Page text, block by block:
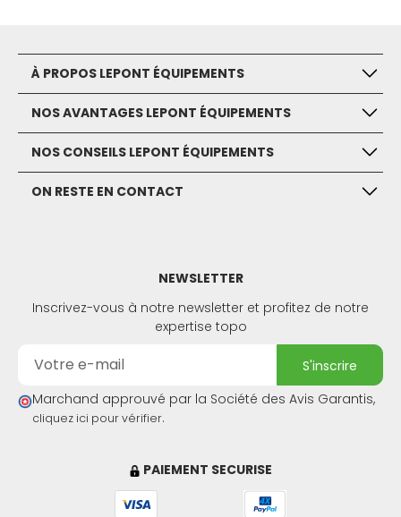
(1 avis)
À PROPOS LEPONT ÉQUIPEMENTS
NOS AVANTAGES LEPONT ÉQUIPEMENTS
NOS CONSEILS LEPONT ÉQUIPEMENTS
ON RESTE EN CONTACT
PAIEMENT SECURISE
NEWSLETTER
Inscrivez-vous à notre newsletter et profitez de notre
expertise topo
s'inscrire
Marchand approuvé par la Société des Avis Garantis,
cliquez ici pour vérifier.